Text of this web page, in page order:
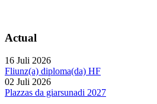
Actual
16 Juli 2026
Fliunz(a) diploma(da) HF
02 Juli 2026
Plazzas da giarsunadi 2027